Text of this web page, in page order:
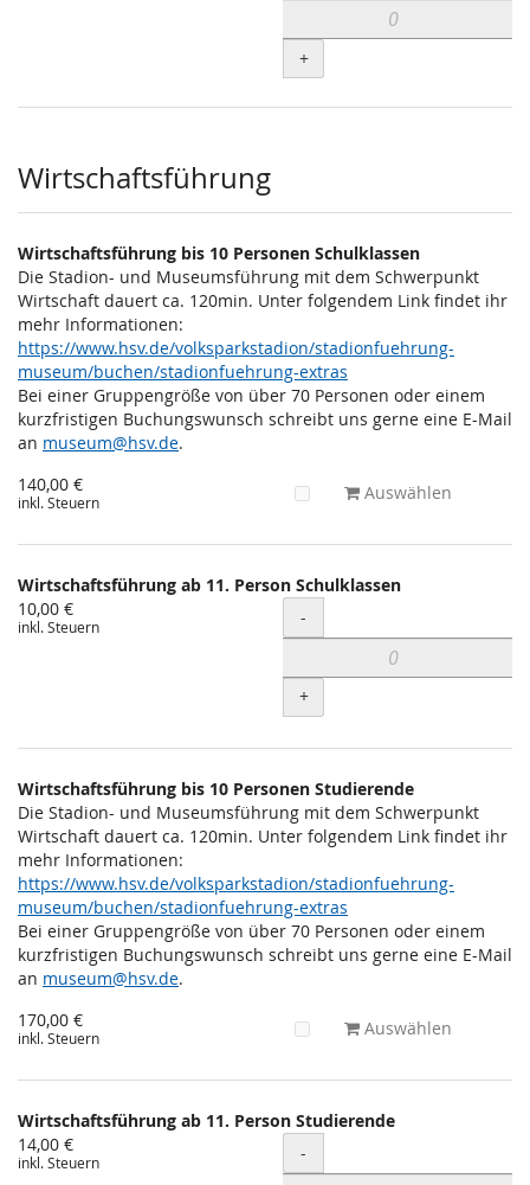
+
Wirtschaftsführung
Wirtschaftsführung bis 10 Personen Schulklassen
Die Stadion- und Museumsführung mit dem Schwerpunkt
Wirtschaft dauert ca. 120min. Unter folgendem Link findet ihr
mehr Informationen:
https://www.hsv.de/volksparkstadion/stadionfuehrung-
museum/buchen/stadionfuehrung-extras
Bei einer Gruppengröße von über 70 Personen oder einem
kurzfristigen Buchungswunsch schreibt uns gerne eine E-Mail
an museum@hsv.de.
140,00 €
inkl. Steuern Auswählen
Wirtschaftsführung ab 11. Person Schulklassen
10,00 €
inkl. Steuern Menge
-
+
Wirtschaftsführung bis 10 Personen Studierende
Die Stadion- und Museumsführung mit dem Schwerpunkt
Wirtschaft dauert ca. 120min. Unter folgendem Link findet ihr
mehr Informationen:
https://www.hsv.de/volksparkstadion/stadionfuehrung-
museum/buchen/stadionfuehrung-extras
Bei einer Gruppengröße von über 70 Personen oder einem
kurzfristigen Buchungswunsch schreibt uns gerne eine E-Mail
an museum@hsv.de.
170,00 €
inkl. Steuern Auswählen
Wirtschaftsführung ab 11. Person Studierende
14,00 €
inkl. Steuern Menge
-